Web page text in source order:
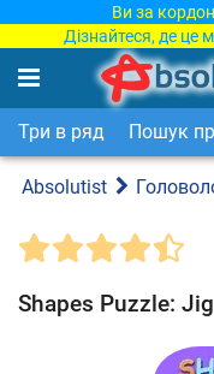
Ви за
Дізнайтеся, де це
Три в ряд Пошук
Absolutist
Shapes Puzzle: